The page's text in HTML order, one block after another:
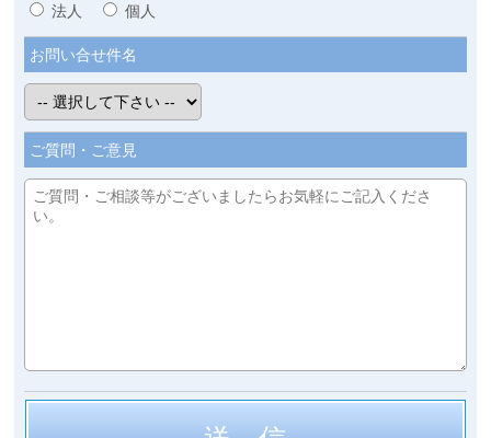
法人 個人
お問い合せ件名
ご質問・ご意見